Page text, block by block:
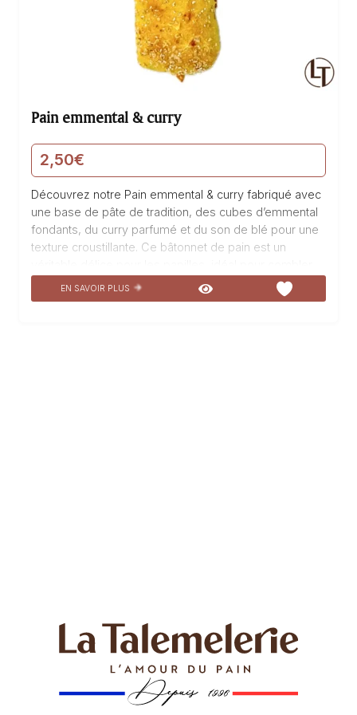
Pain emmental & curry
2,50€
Découvrez notre Pain emmental & curry fabriqué avec
une base de pâte de tradition, des cubes d’emmental
fondants, du curry parfumé et du son de blé pour une
texture croustillante. Ce bâtonnet de pain est un
une petite faim, accompagner un apéritif, agrémenter
un pique-nique ou sublimer vos salades. L’alliance
EN SAVOIR PLUS